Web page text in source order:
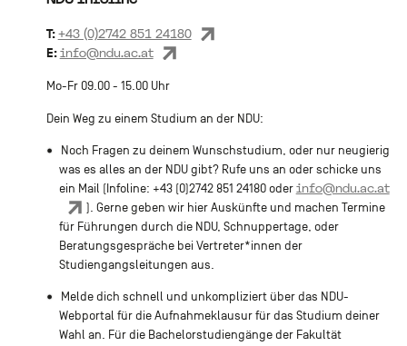
T:+43 (0)2742 851 24180
E:info@ndu.ac.at
Mo-Fr 09.00 - 15.00 Uhr
Dein Weg zu einem Studium an der NDU:
Noch Fragen zu deinem Wunschstudium, oder nur neugierig
was es alles an der NDU gibt? Rufe uns an oder schicke uns
ein Mail (Infoline: +43 (0)2742 851 24180 oder info@ndu.ac.at
). Gerne geben wir hier Auskünfte und machen Termine
für Führungen durch die NDU, Schnuppertage, oder
Beratungsgespräche bei Vertreter*innen der
Studiengangsleitungen aus.
Melde dich schnell und unkompliziert über das NDU-
Webportal für die Aufnahmeklausur für das Studium deiner
Wahl an. Für die Bachelorstudiengänge der Fakultät